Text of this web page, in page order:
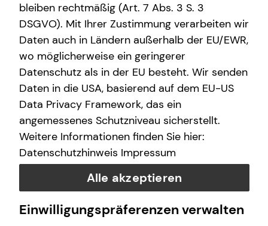
Registrierungsnummer: D-D9CO-5YI74-21
Berufsbezeichnung: Versicherungsvertreter mit Erlaubnis
nach § 34 d Abs. 1 GewO Bundesrepublik Deutschland
Berufsrechtliche Regelungen: § 34 d Gewerbeordnung
Versicherungsvertrag (VVG), Verordnung über die
Versicherungsvermittlung und -beratung (VersVermV),
abrufbar unterwww.gesetze-im-internet.de
Erlaubnis nach § 34f GewO ​
Aufsichtsbehörde:
Stadt Leipzig Ordnungsamt
bleiben rechtmäßig (Art. 7 Abs. 3 S. 3
DSGVO). Mit Ihrer Zustimmung verarbeiten wir
Daten auch in Ländern außerhalb der EU/EWR,
wo möglicherweise ein geringerer
Datenschutz als in der EU besteht. Wir senden
Daten in die USA, basierend auf dem EU-US
Data Privacy Framework, das ein
angemessenes Schutzniveau sicherstellt.
Weitere Informationen finden Sie hier:
Datenschutzhinweis Impressum
Alle akzeptieren
Einwilligungspräferenzen verwalten